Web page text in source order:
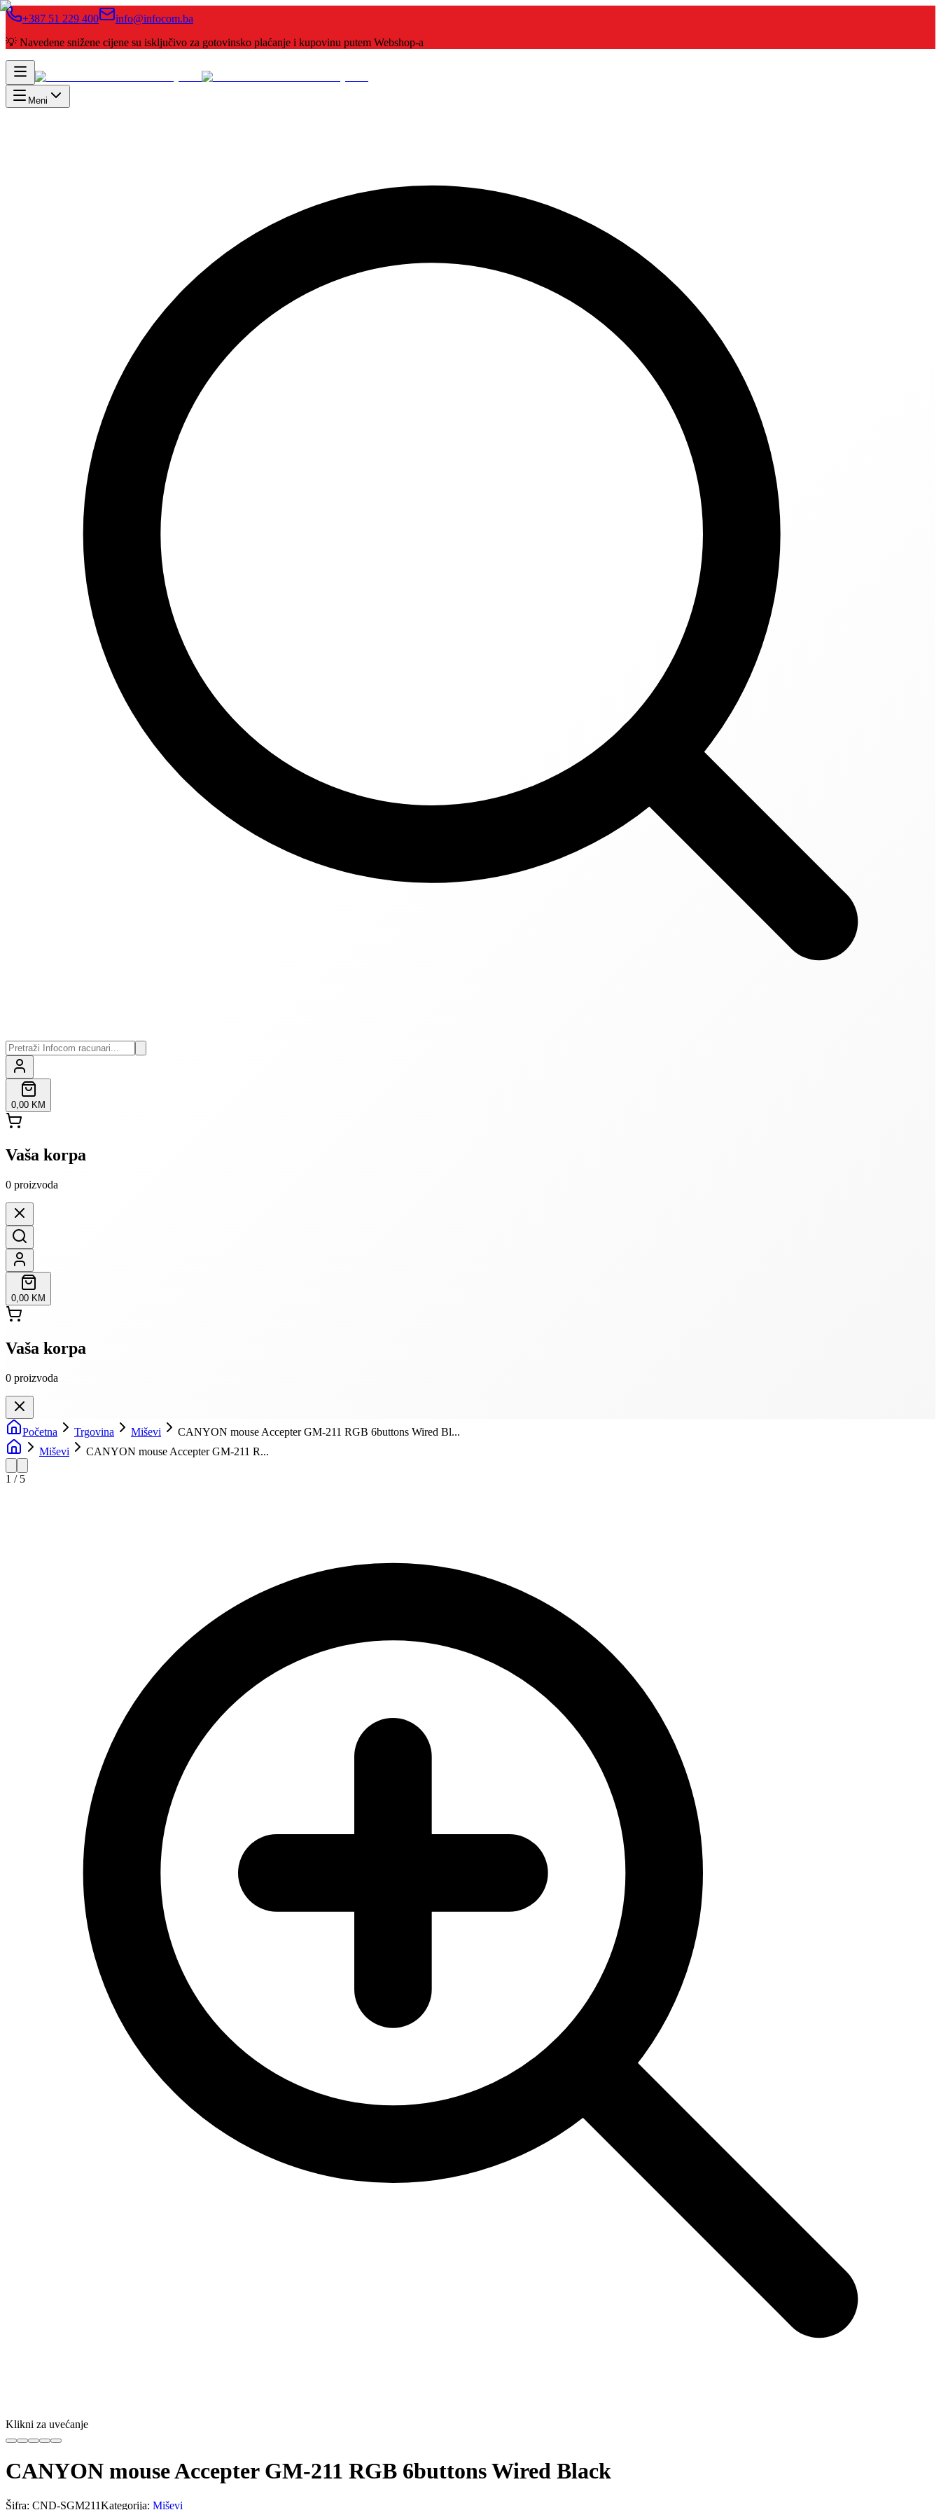
+387 51 229 400
info@infocom.ba
💡 Navedene snižene cijene su isključivo za gotovinsko plaćanje i kupovinu putem Webshop-a
Meni
0,00 KM
Vaša korpa
0 proizvoda
0,00 KM
Vaša korpa
0 proizvoda
Početna Trgovina Miševi
CANYON mouse Accepter GM-211 RGB 6buttons Wired Bl...
Miševi
CANYON mouse Accepter GM-211 R...
1 / 5
Klikni za uvećanje
CANYON mouse Accepter GM-211 RGB 6buttons Wired Black
Šifra: CND-SGM211Kategorija: Miševi